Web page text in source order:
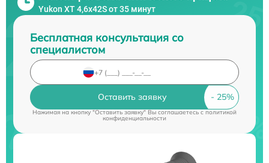
Yukon XT 4,6x42S от 35 минут
Бесплатная консультация со
специалистом
Оставить заявку
Нажимая на кнопку "Оставить заявку" Вы соглашаетесь cполитикой
конфиденциальности